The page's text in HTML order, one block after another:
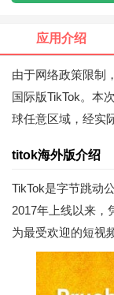
应用介绍
由于网络政策限制
国际版TikTok。本
球任意区域，经实
titok海外版介绍
TikTok是字节跳动
2017年上线以来，
为最受欢迎的短视